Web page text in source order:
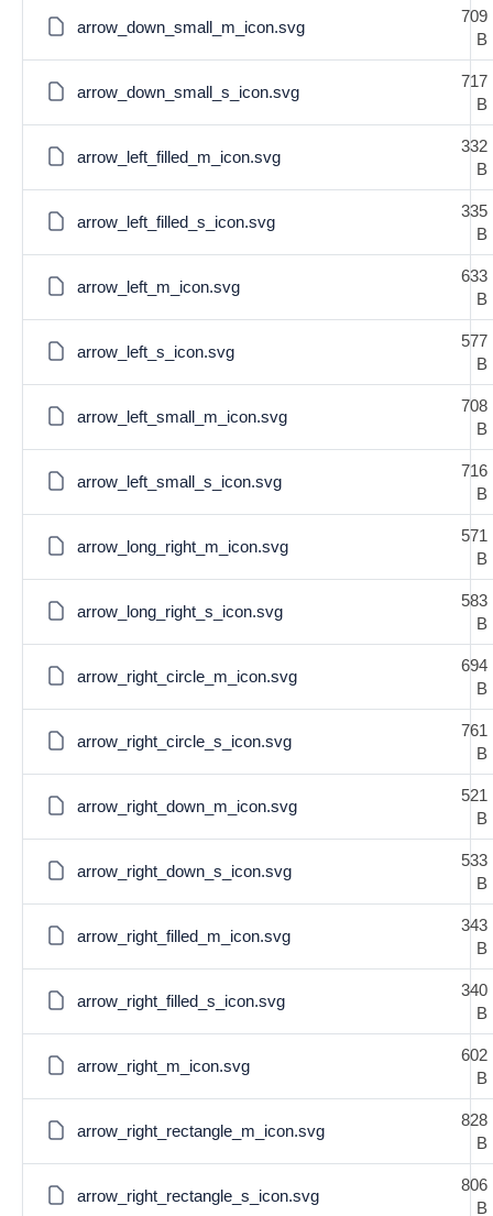
arrow_down_small_m_icon.svg
709
B
arrow_down_small_s_icon.svg
717
B
arrow_left_filled_m_icon.svg
332
B
arrow_left_filled_s_icon.svg
335
B
arrow_left_m_icon.svg
633
B
arrow_left_s_icon.svg
577
B
arrow_left_small_m_icon.svg
708
B
arrow_left_small_s_icon.svg
716
B
arrow_long_right_m_icon.svg
571
B
arrow_long_right_s_icon.svg
583
B
arrow_right_circle_m_icon.svg
694
B
arrow_right_circle_s_icon.svg
761
B
arrow_right_down_m_icon.svg
521
B
arrow_right_down_s_icon.svg
533
B
arrow_right_filled_m_icon.svg
343
B
arrow_right_filled_s_icon.svg
340
B
arrow_right_m_icon.svg
602
B
arrow_right_rectangle_m_icon.svg
828
B
arrow_right_rectangle_s_icon.svg
806
B